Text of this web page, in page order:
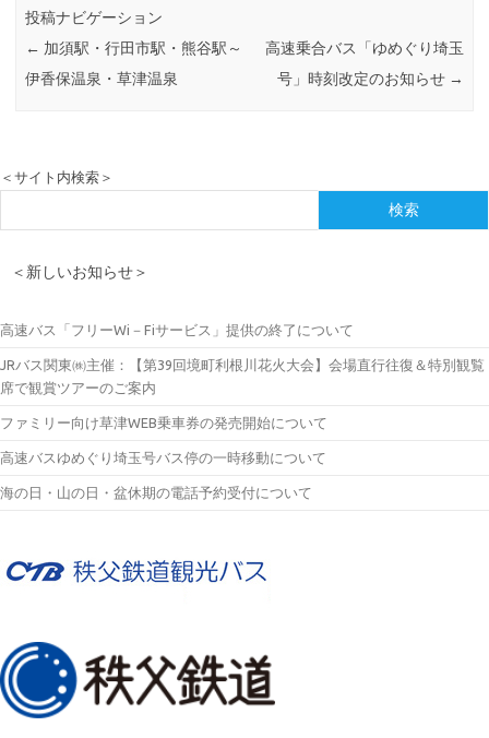
投稿ナビゲーション
← 加須駅・行田市駅・熊谷駅～
伊香保温泉・草津温泉
高速乗合バス「ゆめぐり埼玉
号」時刻改定のお知らせ →
＜サイト内検索＞
検索
＜新しいお知らせ＞
高速バス「フリーWi－Fiサービス」提供の終了について
JRバス関東㈱主催：【第39回境町利根川花火大会】会場直行往復＆特別観覧
席で観賞ツアーのご案内
ファミリー向け草津WEB乗車券の発売開始について
高速バスゆめぐり埼玉号バス停の一時移動について
海の日・山の日・盆休期の電話予約受付について